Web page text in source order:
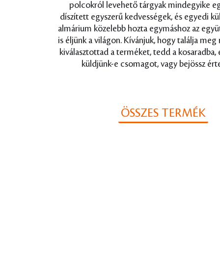
polcokról levehető tárgyak mindegyike
díszített egyszerű kedvességek, és egyedi
almárium közelebb hozta egymáshoz az
is éljünk a világon. Kívánjuk, hogy találja
kiválasztottad a terméket, tedd a
küldjünk-e csomagot, vagy bejössz
ÖSSZES TERMÉK